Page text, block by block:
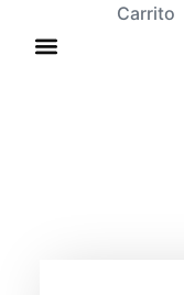
Carrito